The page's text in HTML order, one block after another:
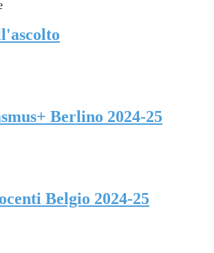
Berlino 2024-25
Belgio 2024-25